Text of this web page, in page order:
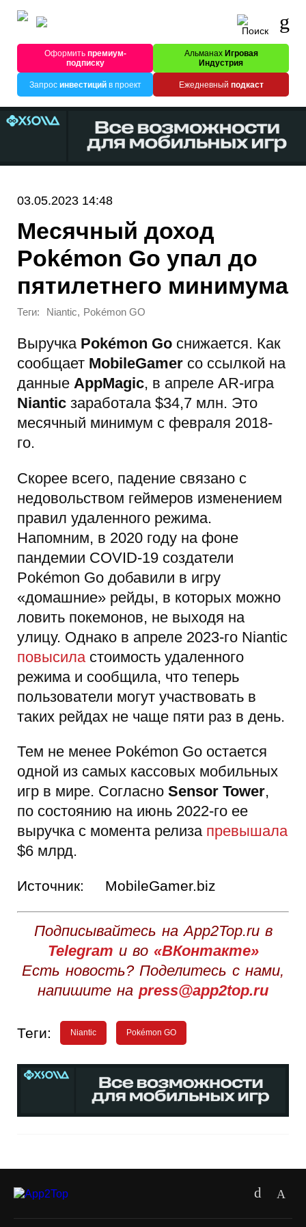
Оформитьпремиум-
подписку
Альманах Игровая
Индустрия
Запрос инвестицийв проект Ежедневный подкаст
03.05.2023 14:48
Месячный доход
Pokémon Go упал до
пятилетнего минимума
Теги: Niantic, Pokémon GO
Выручка Pokémon Go снижается. Как
сообщает MobileGamer со ссылкой на
данные AppMagic, в апреле AR-игра
Niantic заработала $34,7 млн. Это
месячный минимум с февраля 2018-
го.
Скорее всего, падение связано с
недовольством геймеров изменением
правил удаленного режима.
Напомним, в 2020 году на фоне
пандемии COVID-19 создатели
Pokémon Go добавили в игру
«домашние» рейды, в которых можно
ловить покемонов, не выходя на
улицу. Однако в апреле 2023-го Niantic
повысила стоимость удаленного
режима и сообщила, что теперь
пользователи могут участвовать в
таких рейдах не чаще пяти раз в день.
Тем не менее Pokémon Go остается
одной из самых кассовых мобильных
игр в мире. Согласно Sensor Tower,
по состоянию на июнь 2022-го ее
выручка с момента релиза превышала
$6 млрд.
Источник: MobileGamer.biz
Подписывайтесь на App2Top.ru в
Telegram и во «ВКонтакте»
Есть новость? Поделитесь с нами,
напишите на press@app2top.ru
Теги: Niantic Pokémon GO